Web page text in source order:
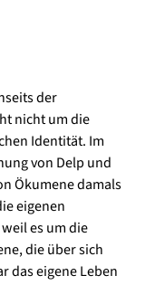
der
nicht um die
Identität. Im
von Delp und
Ökumene damals
eigenen
es um die
die über sich
das eigene Leben